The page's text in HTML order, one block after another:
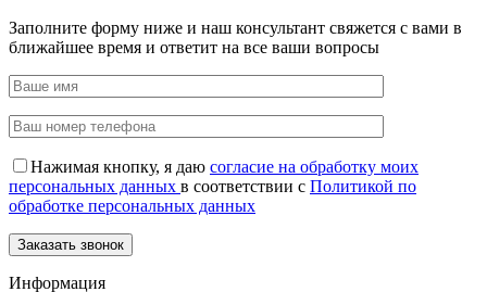
Заполните форму ниже и наш консультант свяжется с вами в
ближайшее время и ответит на все ваши вопросы
Нажимая кнопку, я даю согласие на обработку моих
персональных данных в соответствии с Политикой по
обработке персональных данных
Информация